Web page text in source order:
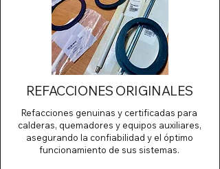
REFACCIONES ORIGINALES
Refacciones genuinas y certificadas para
calderas, quemadores y equipos auxiliares,
asegurando la confiabilidad y el óptimo
funcionamiento de sus sistemas.